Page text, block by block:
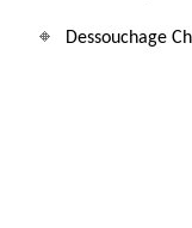
Dessouchage